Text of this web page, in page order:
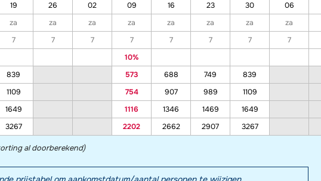
19 26 02 09 16 23 30 06
za za za za za za za za
7 7 7 7 7 7 7 7
10%
839 573 688 749 839
1109 754 907 989 1109
1649 1116 1346 1469 1649
3267 2202 2662 2907 3267
al doorberekend)